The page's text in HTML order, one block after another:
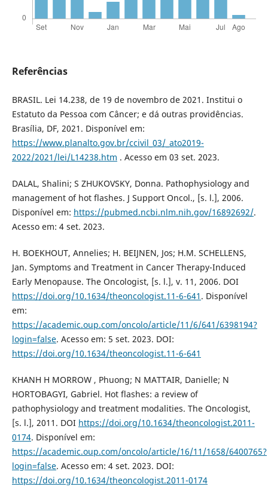
Referências
BRASIL. Lei 14.238, de 19 de novembro de 2021. Institui o
Estatuto da Pessoa com Câncer; e dá outras providências.
Brasília, DF, 2021. Disponível em:
https://www.planalto.gov.br/ccivil_03/_ato2019-
2022/2021/lei/L14238.htm . Acesso em 03 set. 2023.
DALAL, Shalini; S ZHUKOVSKY, Donna. Pathophysiology and
management of hot flashes. J Support Oncol., [s. l.], 2006.
Disponível em: https://pubmed.ncbi.nlm.nih.gov/16892692/.
Acesso em: 4 set. 2023.
H. BOEKHOUT, Annelies; H. BEIJNEN, Jos; H.M. SCHELLENS,
Jan. Symptoms and Treatment in Cancer Therapy-Induced
Early Menopause. The Oncologist, [s. l.], v. 11, 2006. DOI
https://doi.org/10.1634/theoncologist.11-6-641 . Disponível
em:
https://academic.oup.com/oncolo/article/11/6/641/6398194?
login=false. Acesso em: 5 set. 2023. DOI:
https://doi.org/10.1634/theoncologist.11-6-641
KHANH H MORROW , Phuong; N MATTAIR, Danielle; N
HORTOBAGYI, Gabriel. Hot flashes: a review of
pathophysiology and treatment modalities. The Oncologist,
[s. l.], 2011. DOI https://doi.org/10.1634/theoncologist.2011-
0174. Disponível em:
https://academic.oup.com/oncolo/article/16/11/1658/6400765?
login=false. Acesso em: 4 set. 2023. DOI:
https://doi.org/10.1634/theoncologist.2011-0174